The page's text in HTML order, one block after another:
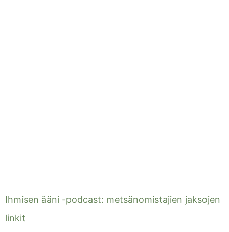
Ihmisen ääni -podcast: metsänomistajien jaksojen
linkit